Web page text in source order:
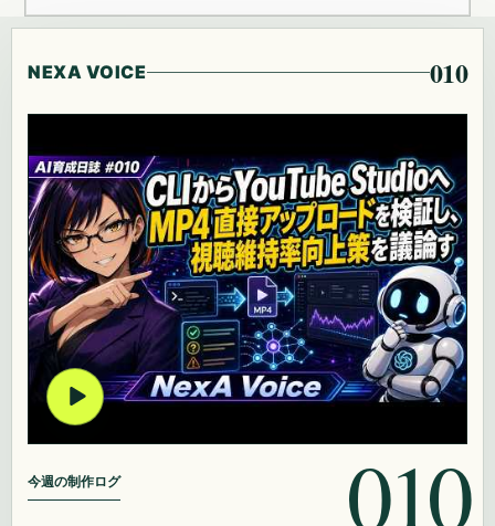
NEXA VOICE 010
今週の制作ログ 010